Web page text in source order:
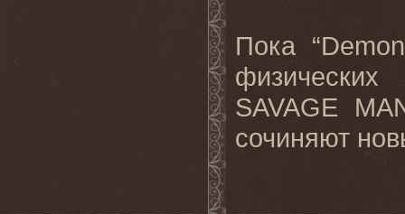
Пока “
SAVAGE
сочиняют